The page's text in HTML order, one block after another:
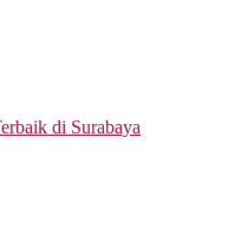
di Surabaya